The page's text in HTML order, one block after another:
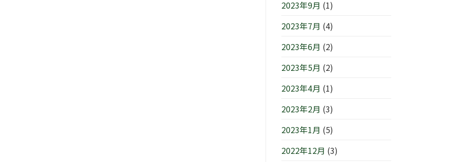
2023年9月 (1)
2023年7月 (4)
2023年6月 (2)
2023年5月 (2)
2023年4月 (1)
2023年2月 (3)
2023年1月 (5)
2022年12月 (3)